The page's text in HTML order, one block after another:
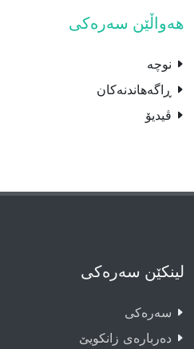
هەواڵێن سەرەکی
نوچە
ڕاگەهاندنەکان
ڤیدیۆ
لینکێن سەرەکی
سەرەکى
دەربارەى زانکویێ